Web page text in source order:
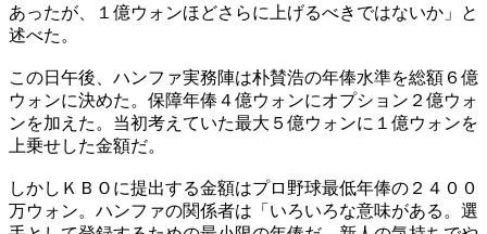
あったが、１億ウォンほどさらに上げるべきではないか」と
述べた。
この日午後、ハンファ実務陣は朴賛浩の年俸水準を総額６億
ウォンに決めた。保障年俸４億ウォンにオプション２億ウォ
ンを加えた。当初考えていた最大５億ウォンに１億ウォンを
上乗せした金額だ。
しかしＫＢＯに提出する金額はプロ野球最低年俸の２４００
万ウォン。ハンファの関係者は「いろいろな意味がある。選